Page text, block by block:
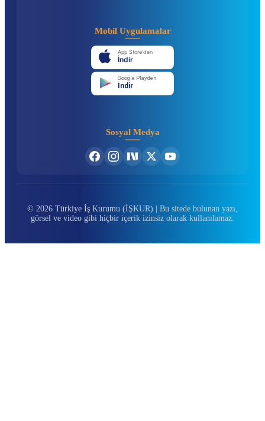
Mobil Uygulamalar
App Store'dan
İndir
Google Play'den
İndir
Sosyal Medya
© 2026 Türkiye İş Kurumu (İŞKUR) | Bu sitede bulunan yazı,
görsel ve video gibi hiçbir içerik izinsiz olarak kullanılamaz.